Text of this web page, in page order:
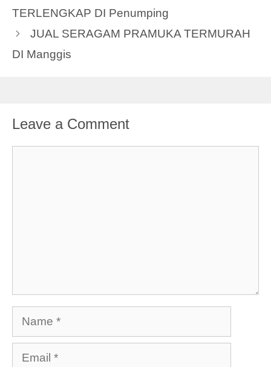
TERLENGKAP DI Penumping
JUAL SERAGAM PRAMUKA TERMURAH
DI Manggis
Leave a Comment
Name
Email